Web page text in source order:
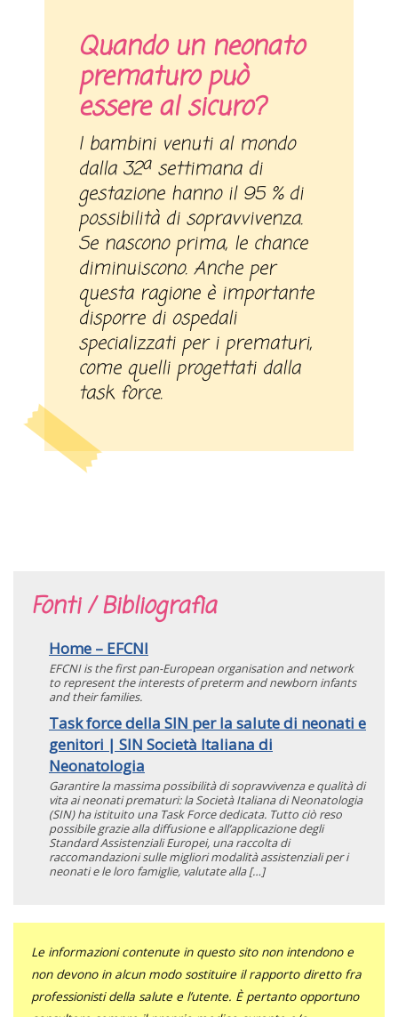
Quando un neonato
prematuro può
essere al sicuro?
I bambini venuti al mondo
dalla 32asettimana di
gestazione hanno il 95 % di
possibilità di sopravvivenza.
Se nascono prima, le chance
diminuiscono. Anche per
questa ragione è importante
disporre di ospedali
specializzati per i prematuri,
come quelli progettati dalla
task force.
Fonti / Bibliografia
Home – EFCNI
EFCNI is the first pan-European organisation and network
to represent the interests of preterm and newborn infants
and their families.
Task force della SIN per la salute di neonati e
genitori | SIN Società Italiana di
Neonatologia
Garantire la massima possibilità di sopravvivenza e qualità di
vita ai neonati prematuri: la Società Italiana di Neonatologia
(SIN) ha istituito una Task Force dedicata. Tutto ciò reso
possibile grazie alla diffusione e all’applicazione degli
Standard Assistenziali Europei, una raccolta di
raccomandazioni sulle migliori modalità assistenziali per i
neonati e le loro famiglie, valutate alla […]
Le informazioni contenute in questo sito non intendono e
non devono in alcun modo sostituire il rapporto diretto fra
professionisti della salute e l’utente. È pertanto opportuno